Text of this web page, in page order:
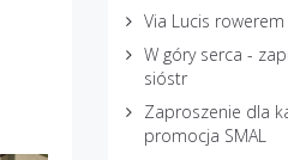
Via Lucis rowerem
W góry serca -
sióstr
Zaproszenie dla
promocja SMAL